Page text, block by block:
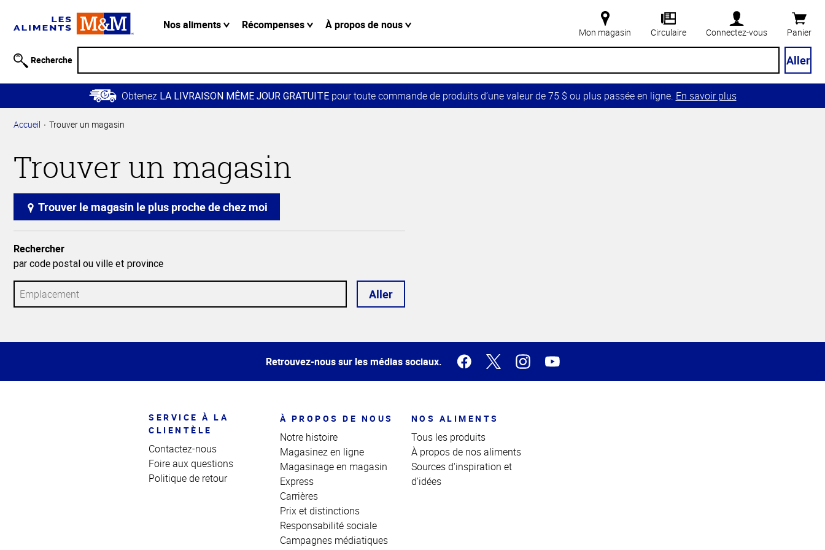
relative à
Passer
contenu
Retour à
principale
Nos aliments Récompenses À propos de nous
Mon magasin Circulaire Connectez-vous Panier
Recherche Aller
Obtenez LA LIVRAISON MÊME JOUR GRATUITEpour toute commande de produits d’une valeur de 75 $ ou plus passée en ligne. En savoir plus
Accueil Trouver un magasin
Trouver un magasin
Trouver le magasin le plus proche de chez moi
Rechercher
par code postal ou ville et province
Aller
de la
Retrouvez-nous sur les médias sociaux.
SERVICE À LA
CLIENTÈLE
Contactez-nous
Foire aux questions
Politique de retour
À PROPOS DE NOUS
Notre histoire
Magasinez en ligne
Magasinage en magasin
Express
Carrières
Prix et distinctions
Responsabilité sociale
Campagnes médiatiques
NOS ALIMENTS
Tous les produits
À propos de nos aliments
Sources d'inspiration et
d'idées